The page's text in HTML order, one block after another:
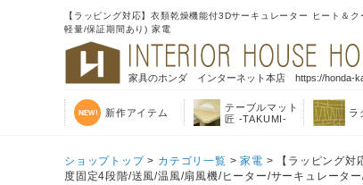
【ラッピング対応】衣類乾燥機能付3Dサーキュレーター ヒート
軽量/保証期間あり) 家電
家具のホンダ インターネット本店 https://honda-
新作アイテム
テーブルマット
匠 -TAKUMI-
ラ
ショップトップ> カテゴリ一覧 >家電 > 【ラッピング対
度固定4段階/送風/温風/扇風機/ヒーター/サーキュレータ